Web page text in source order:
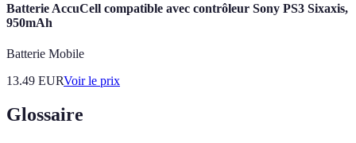
Batterie AccuCell compatible avec contrôleur Sony PS3 Sixaxis,
950mAh
Batterie Mobile
13.49 EURVoir le prix
Glossaire